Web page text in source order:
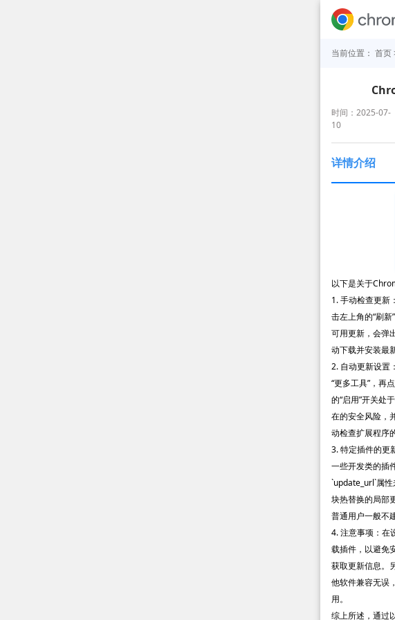
当前位置： 首页
时间：2025-07-
10
详情介绍
以下是关于
1. 手动检查更
击左上角的“刷
可用更新，会弹
动下载并安装最
2. 自动更新设置
“更多工具”，再
的“启用”开关处
在的安全风险，
动检查扩展程序
3. 特定插件的更
一些开发类的插
`update_url`属
块热替换的局部
普通用户一般不
4. 注意事项：在
载插件，以避免
获取更新信息。
他软件兼容无误
用。
综上所述，通过